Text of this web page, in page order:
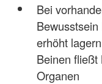
Bei
erhöht
Beinen fließt
Organen